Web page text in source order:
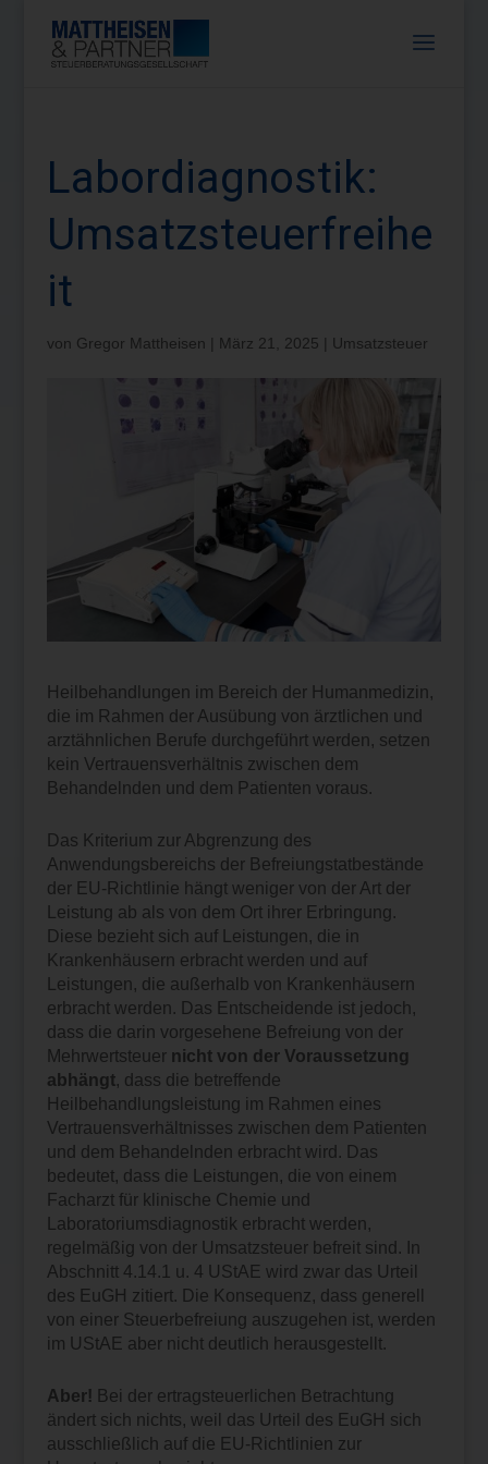
Labordiagnostik:
Umsatzsteuerfreihe
it
von Gregor Mattheisen März 21, 2025 Umsatzsteuer
Heil­behand­lungen im Bereich der Human­medizin,
die im Rahmen der Ausübung von ärztlichen und
arztähnlichen Berufe durchgeführt werden, setzen
kein Vertrauensverhältnis zwischen dem
Behandelnden und dem Patienten voraus.
Das Kriterium zur Abgrenzung des
Anwendungsbereichs der Befreiungstatbestände
der EU-Richtlinie hängt weniger von der Art der
Leistung ab als von dem Ort ihrer Erbringung.
Diese bezieht sich auf Leistungen, die in
Krankenhäusern erbracht werden und auf
Leistungen, die außerhalb von Krankenhäusern
erbracht werden. Das Entscheidende ist jedoch,
dass die darin vorgesehene Befreiung von der
Mehrwertsteuer nicht von der Voraussetzung
abhängt, dass die betreffende
Heilbehandlungsleistung im Rahmen eines
Vertrauensverhältnisses zwischen dem Patienten
und dem Behandelnden erbracht wird. Das
bedeutet, dass die Leistungen, die von einem
Facharzt für klinische Chemie und
Laboratoriumsdiagnostik erbracht werden,
regelmäßig von der Umsatzsteuer befreit sind. In
Abschnitt 4.14.1 u. 4 UStAE wird zwar das Urteil
des EuGH zitiert. Die Konsequenz, dass generell
von einer Steuerbefreiung auszugehen ist, werden
im UStAE aber nicht deutlich herausgestellt.
Aber! Bei der ertragsteuerlichen Betrachtung
ändert sich nichts, weil das Urteil des EuGH sich
ausschließlich auf die EU-Richtlinien zur